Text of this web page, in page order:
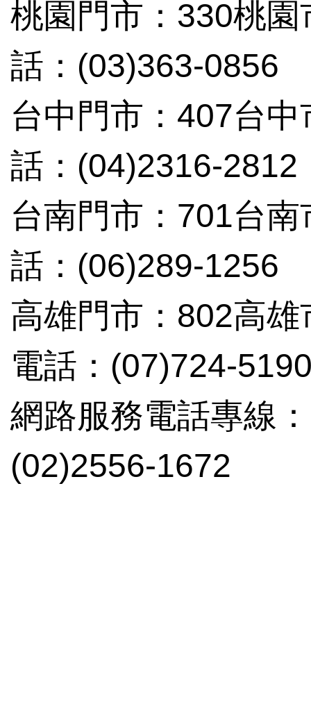
桃園門市：330桃
話：(03)363-0856
台中門市：407台
話：(04)2316-2812
台南門市：701台
話：(06)289-1256
高雄門市：802高
電話：(07)724-
網路服務電話專線
(02)2556-1672